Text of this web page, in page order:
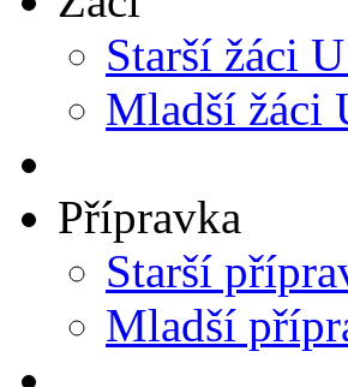
Starší žáci
Mladší žáci
Přípravka
Starší
Mladší